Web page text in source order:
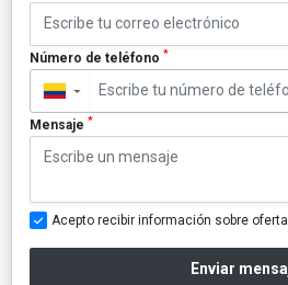
Número de teléfono *
▼
Mensaje *
Acepto recibir información sobre
Enviar